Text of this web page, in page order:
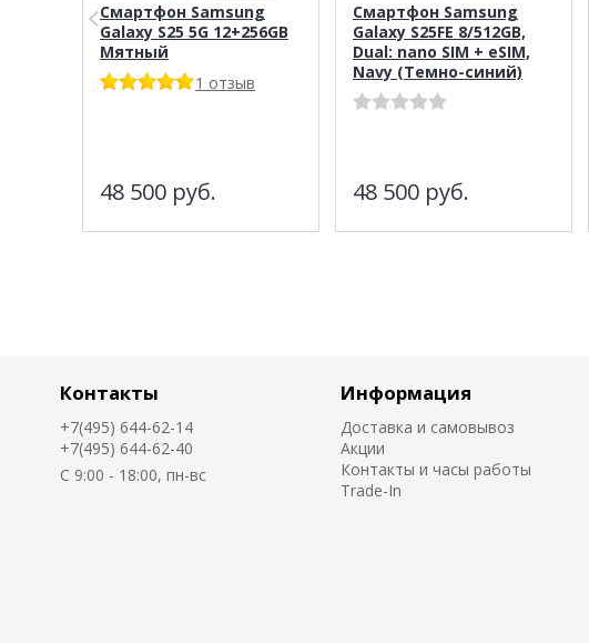
Смартфон Samsung
Galaxy S25 5G 12+256GB
Мятный
1 отзыв
48 500 руб.
Смартфон Samsung
Galaxy S25FE 8/512GB,
Dual: nano SIM + eSIM,
Navy (Темно-синий)
48 500 руб.
Контакты
+7(495) 644-62-14
+7(495) 644-62-40
C 9:00 - 18:00, пн-вс
Информация
Доставка и самовывоз
Акции
Контакты и часы работы
Trade-In